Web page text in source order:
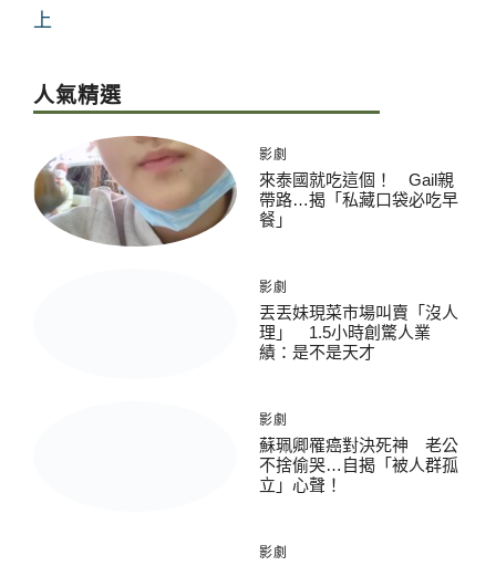
上
人氣精選
影劇
來泰國就吃這個！ Gail親
帶路…揭「私藏口袋必吃早
餐」
影劇
丟丟妹現菜市場叫賣「沒人
理」 1.5小時創驚人業
績：是不是天才
影劇
蘇珮卿罹癌對決死神 老公
不捨偷哭…自揭「被人群孤
立」心聲！
影劇